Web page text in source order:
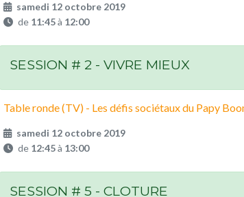
samedi 12 octobre 2019
de 11:45à 12:00
SESSION # 2 - VIVRE MIEUX
Table ronde (TV) - Les défis sociétaux du Papy
samedi 12 octobre 2019
de 12:45à 13:00
SESSION # 5 - CLOTURE